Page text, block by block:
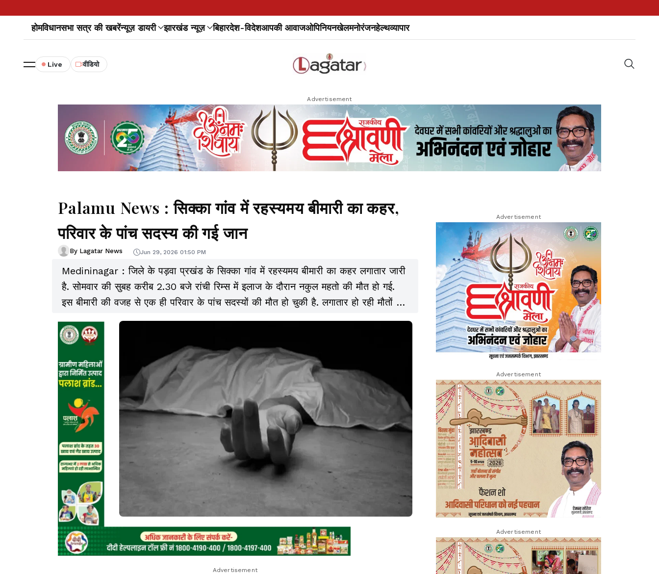
होमविधानसभा सत्र की खबरेंन्यूज़ डायरी झारखंड न्यूज़ बिहारदेश-विदेशआपकी आवाजओपिनियनखेलमनोरंजनहेल्थव्यापार
Live वीडियो
Advertisement
Palamu News : सिक्का गांव में रहस्यमय बीमारी का कहर,
परिवार के पांच सदस्य की गई जान
By Lagatar News Jun 29, 2026 01:50 PM
Medininagar : जिले के पड़वा प्रखंड के सिक्का गांव में रहस्यमय बीमारी का कहर लगातार जारी
है. सोमवार की सुबह करीब 2.30 बजे रांची रिम्स में इलाज के दौरान नकुल महतो की मौत हो गई.
इस बीमारी की वजह से एक ही परिवार के पांच सदस्यों की मौत हो चुकी है. लगातार हो रही मौतों से
सिक्का गांव सहित पूरे इलाके में दहशत का माहौल है.
Advertisement
Advertisement
Advertisement
Advertisement